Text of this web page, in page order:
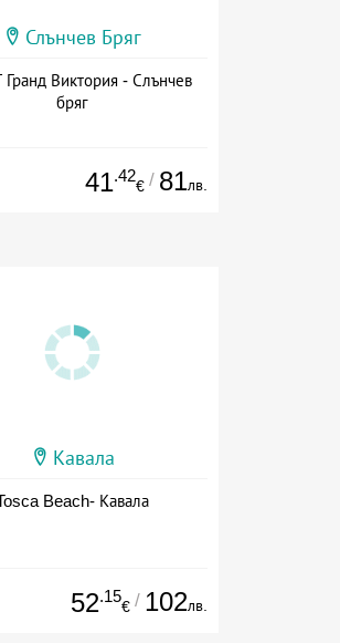
Слънчев Бряг
Виктория - Слънчев
бряг
41.42
€ / 81лв.
Кавала
Beach- Кавала
52.15
€ / 102лв.